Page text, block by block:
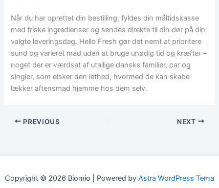
Når du har oprettet din bestilling, fyldes din måltidskasse
med friske ingredienser og sendes direkte til din dør på din
valgte leveringsdag. Hello Fresh gør det nemt at prioritere
sund og varieret mad uden at bruge unødig tid og kræfter –
noget der er værdsat af utallige danske familier, par og
singler, som elsker den lethed, hvormed de kan skabe
lækker aftensmad hjemme hos dem selv.
PREVIOUS NEXT
Copyright © 2026 Biomio | Powered by Astra WordPress Tema